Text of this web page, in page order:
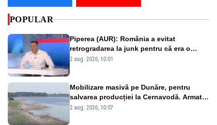
POPULAR
Piperea (AUR): România a evitat
retrogradarea la junk pentru că era o
catastrofă pentru bănci și fondurile de
2 aug. 2026, 10:01
Mobilizare masivă pe Dunăre, pentru
salvarea producției la Cernavodă. Armata
va detona o stâncă și va devia apa
2 aug. 2026, 10:07